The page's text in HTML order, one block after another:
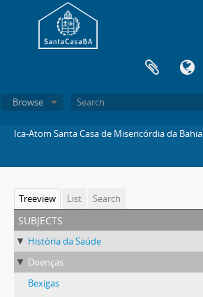
Browse
Ica-Atom Santa Casa de Misericórdia da Bahia
Treeview List Search
subjects
História da Saúde
Doenças
Bexigas